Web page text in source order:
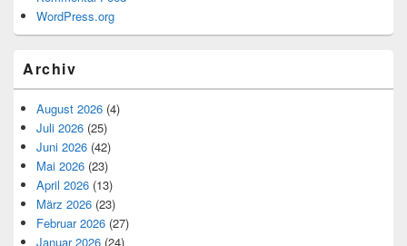
WordPress.org
Archiv
August 2026 (4)
Juli 2026 (25)
Juni 2026 (42)
Mai 2026 (23)
April 2026 (13)
März 2026 (23)
Februar 2026 (27)
Januar 2026 (24)